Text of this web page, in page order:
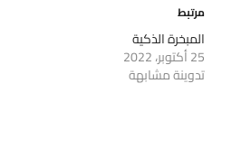
مرتبط
المبخرة الذكية
25 أكتوبر، 2022
تدوينة مشابهة